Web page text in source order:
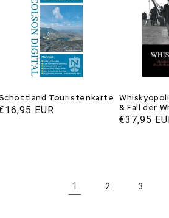
Touristenkarte
EUR
& Fall der
von
Normaler
€37,95
1 2 3